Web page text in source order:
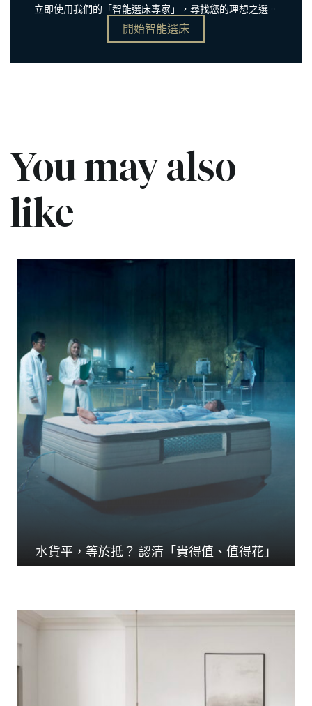
立即使用我們的「智能選床專家」，尋找您的理想之選。
開始智能選床
You may also
like
水貨平，等於抵？ 認清「貴得值、值得花」